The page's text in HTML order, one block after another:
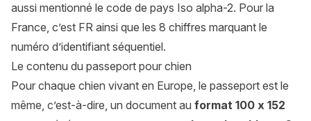
aussi mentionné le code de pays Iso alpha-2. Pour la
France, c’est FR ainsi que les 8 chiffres marquant le
numéro d’identifiant séquentiel.
Le contenu du passeport pour chien
Pour chaque chien vivant en Europe, le passeport est le
même, c’est-à-dire, un document au format 100 x 152